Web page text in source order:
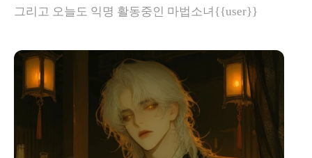
그리고 오늘도 익명 활동중인 마법소녀{{user}}